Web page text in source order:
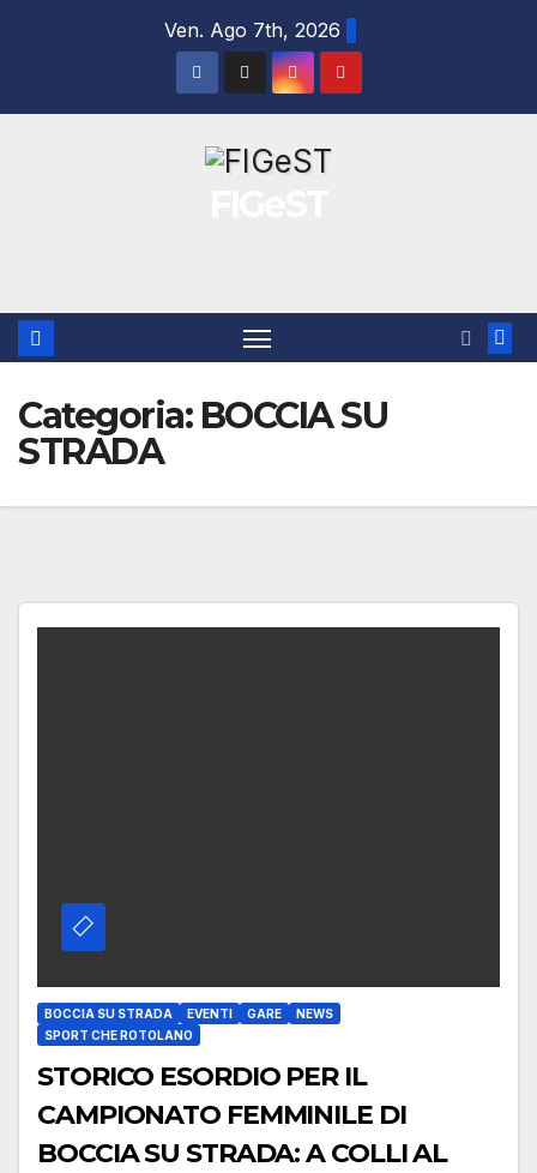
Ven. Ago 7th, 2026
Categoria: BOCCIA SU
STRADA
BOCCIA SU STRADA EVENTI GARE
NEWS
SPORT CHE ROTOLANO
STORICO ESORDIO PER IL
CAMPIONATO FEMMINILE DI
BOCCIA SU STRADA: A COLLI AL